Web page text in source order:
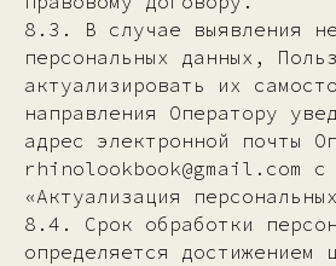
8.3. В случае выявления
персональных данных,
актуализировать их
направления Оператору
адрес электронной почты
rhinolookbook@gmail.com с
«Актуализация
8.4. Срок обработки
определяется достижением